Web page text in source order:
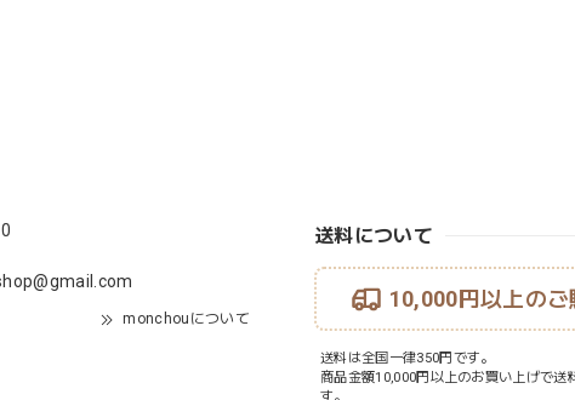
monchouについて
送料について
10,000円以上のご
送料は全国一律350円です。
商品金額10,000円以上のお買い上げで